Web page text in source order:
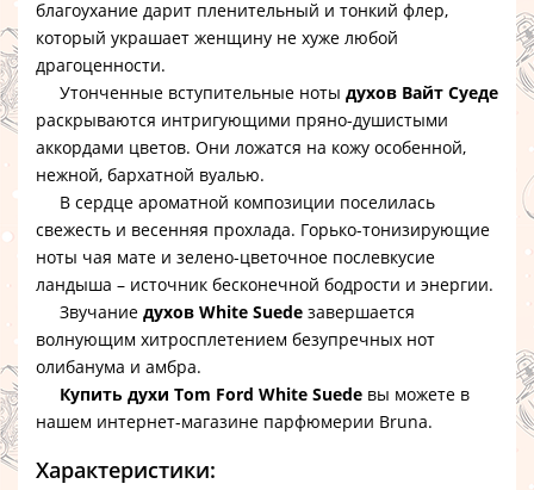
благоухание дарит пленительный и тонкий флер,
который украшает женщину не хуже любой
драгоценности.
Утонченные вступительные ноты духов Вайт Суеде
раскрываются интригующими пряно-душистыми
аккордами цветов. Они ложатся на кожу особенной,
нежной, бархатной вуалью.
В сердце ароматной композиции поселилась
свежесть и весенняя прохлада. Горько-тонизирующие
ноты чая мате и зелено-цветочное послевкусие
ландыша – источник бесконечной бодрости и энергии.
Звучание духов White Suede завершается
волнующим хитросплетением безупречных нот
олибанума и амбра.
Купить духи Tom Ford White Suede вы можете в
нашем интернет-магазине парфюмерии Bruna.
Характеристики: